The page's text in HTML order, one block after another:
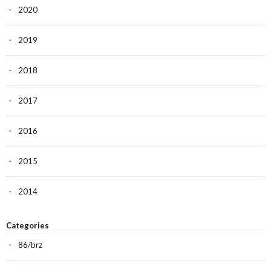
2020
2019
2018
2017
2016
2015
2014
Categories
86/brz